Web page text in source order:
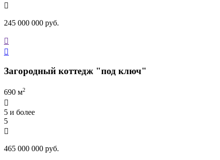

245 000 000 руб.


Загородный коттедж "под ключ"
690 м2

5 и более
5

465 000 000 руб.